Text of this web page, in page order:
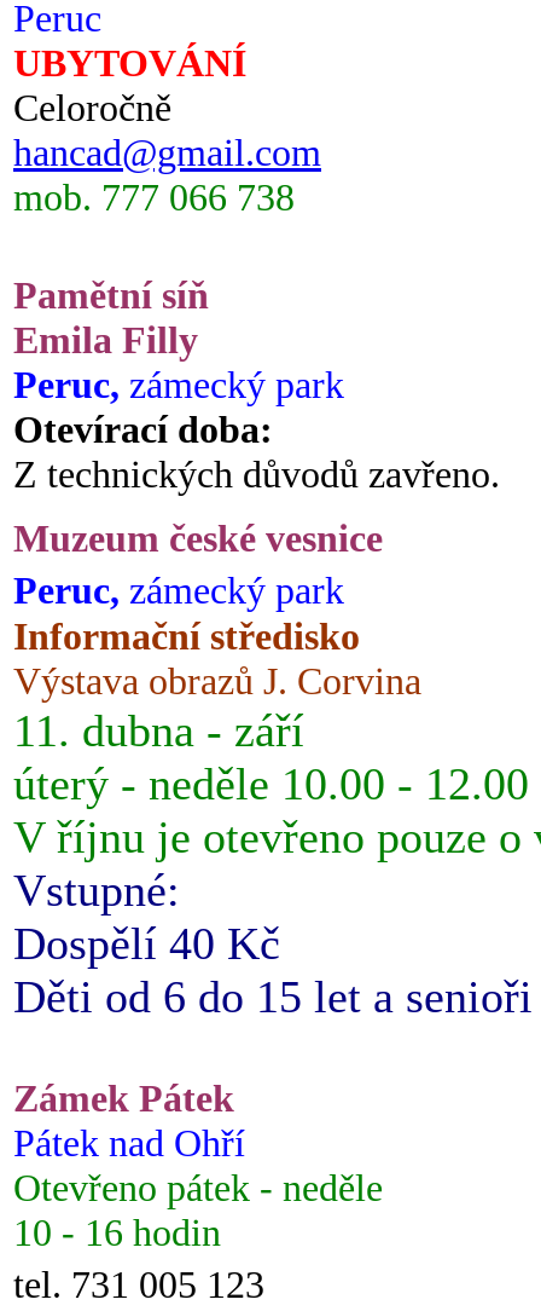
Peruc
UBYTOVÁNÍ
Celoročně
hancad@gmail.com
mob. 777 066 738
Pamětní síň
Emila Filly
Peruc, zámecký park
Otevírací doba:
Z technických důvodů zavřeno.
Muzeum české vesnice
Peruc, zámecký park
Informační středisko
Výstava obrazů J. Corvina
11. dubna - září
úterý - neděle 10.00 -
V říjnu je otevřeno pouze o
Vstupné:
Dospělí 40 Kč
Děti od 6 do 15 let a
Zámek Pátek
Pátek nad Ohří
Otevřeno pátek - neděle
10 - 16 hodin
tel. 731 005 123